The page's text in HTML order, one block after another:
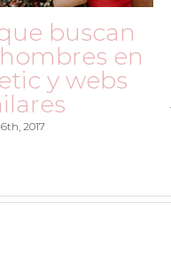
buscan
en
y webs
2017